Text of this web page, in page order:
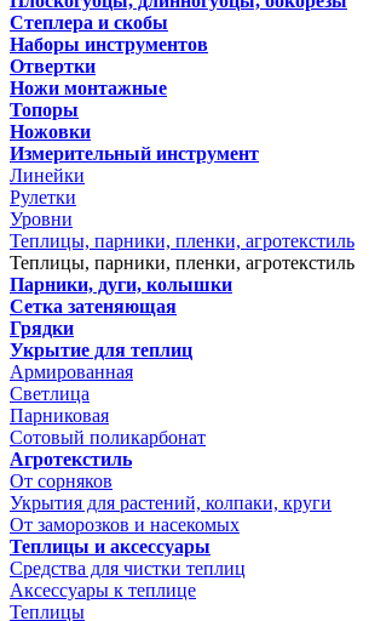
Степлера и скобы
Наборы инструментов
Отвертки
Ножи монтажные
Топоры
Ножовки
Измерительный инструмент
Линейки
Рулетки
Уровни
Теплицы, парники, пленки, агротекстиль
Теплицы, парники, пленки, агротекстиль
Парники, дуги, колышки
Сетка затеняющая
Грядки
Укрытие для теплиц
Армированная
Светлица
Парниковая
Сотовый поликарбонат
Агротекстиль
От сорняков
Укрытия для растений, колпаки, круги
От заморозков и насекомых
Теплицы и аксессуары
Средства для чистки теплиц
Аксессуары к теплице
Теплицы